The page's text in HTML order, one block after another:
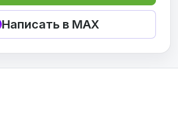
Написать в MAX